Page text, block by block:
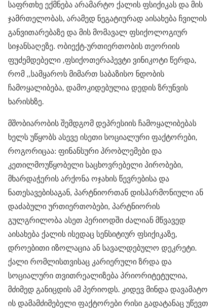
საფრთხე ექმნება არამარტო ქალის ფსიქიკას და მის
ჯამრთელობას, არამედ ნეგატიურად აისახება ჩვილის
განვითარებაზე და მის მომავალ ფსიქოლოგიურ
სიჯანსაღეზე. ობიექტ-ურთიერთობის თეორიის
ფუძემდებელი ,ფსიქოთერაპევტი ვინიკოტი წერდა,
რომ ,,სამყაროს მიმართ საბაზისო ნდობის
ჩამოყალიბება, დამოკიდებულია დედის ზრუნვის
ხარისხზე.
მშობიარობის შემდგომ დეპრესიის ჩამოყალიბებას
ხელს უწყობს ასევე ისეთი სოციალური ფაქტორები,
როგორიცაა: ფინანსური პრობლემები და
კეთილმოუწყობელი საცხოვრებელი პირობები,
მხარდაჭერის არქონა ოჯახის წევრებისა და
ნათესავებისაგან, პარტნიორთან დისჰარმონიული ან
დაძაბული ურთიერთობები, პარტნიორის
გულგრილობა ასეთ პერიოდში ძალიან მწვავედ
აისახება ქალის ისედაც სენსიტიურ ფსიქიკაზე,
დროებითი იზოლაცია ან სავალდებულო დეკრეტი.
ქალი რომლისთვისაც კარიერული ზრდა და
სოციალური თვითრეალიზება პრიორიტეტულია,
მძიმედ განიცდის ამ პერიოდს. კიდევ მინდა დავამატო
ის დამამძიმებელი ფაქტორები რისი გადატანაც უწევთ